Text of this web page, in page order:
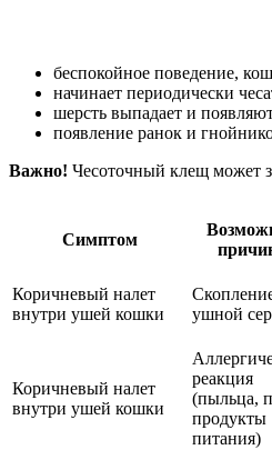
беспокойное поведение,
начинает периодически
шерсть выпадает и
появление ранок и
Важно! Чесоточный клещ может
Симптом
Коричневый налет
внутри ушей кошки
ушной
Коричневый налет
внутри ушей кошки
реакция
(пыльца,
продукты
питания)